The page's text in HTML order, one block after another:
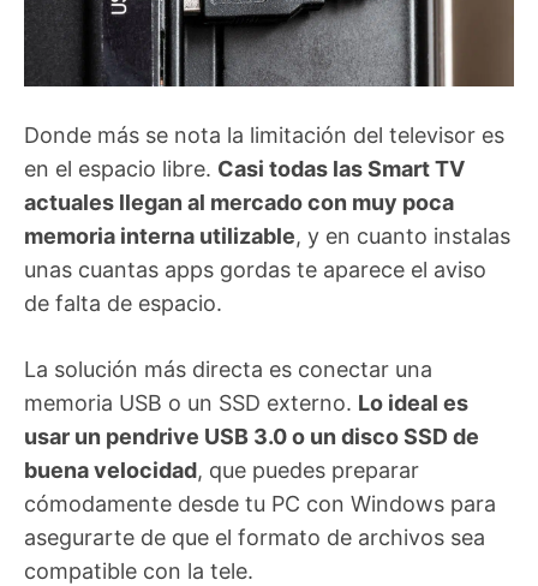
Donde más se nota la limitación del televisor es
en el espacio libre. Casi todas las Smart TV
actuales llegan al mercado con muy poca
memoria interna utilizable, y en cuanto instalas
unas cuantas apps gordas te aparece el aviso
de falta de espacio.
La solución más directa es conectar una
memoria USB o un SSD externo. Lo ideal es
usar un pendrive USB 3.0 o un disco SSD de
buena velocidad, que puedes preparar
cómodamente desde tu PC con Windows para
asegurarte de que el formato de archivos sea
compatible con la tele.